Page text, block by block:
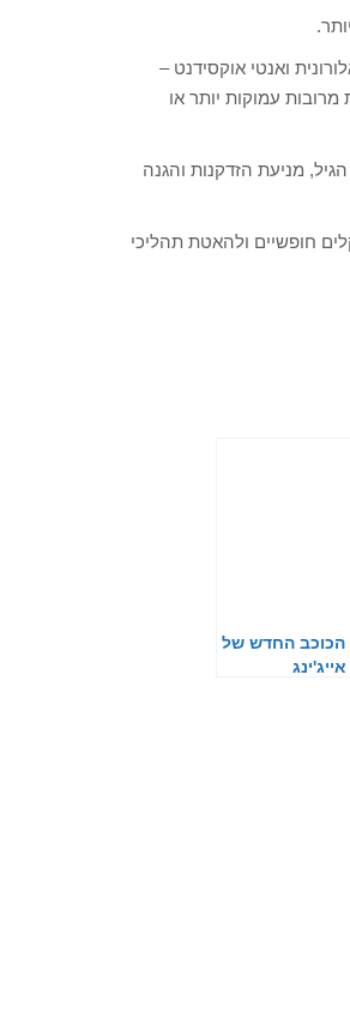
ואנטי אוקסידנט –
עמוקות יותר או
מניעת הזדקנות והגנה
חופשיים ולהאטת תהליכי
הכוכב החדש של